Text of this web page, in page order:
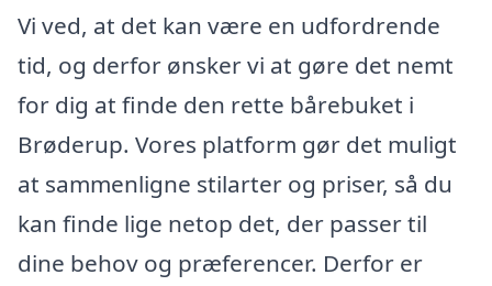
Vi ved, at det kan være en udfordrende
tid, og derfor ønsker vi at gøre det nemt
for dig at finde den rette bårebuket i
Brøderup. Vores platform gør det muligt
at sammenligne stilarter og priser, så du
kan finde lige netop det, der passer til
dine behov og præferencer. Derfor er